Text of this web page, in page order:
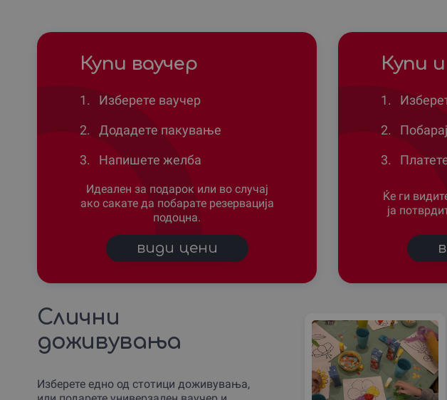
Купи ваучер
1.
Изберете ваучер
2.
Додадете пакување
3.
Напишете желба
Идеален за подарок или во случај
ако сакате да побарате резервација
подоцна.
види цени
Купи
1.
2.
3.
Ќе ги
ја
Слични
доживувања
Изберете едно од стотици доживувања,